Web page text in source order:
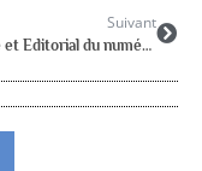
Suivant
Sommaire et Editorial du numéro 2016-2 de Psychologie & Education